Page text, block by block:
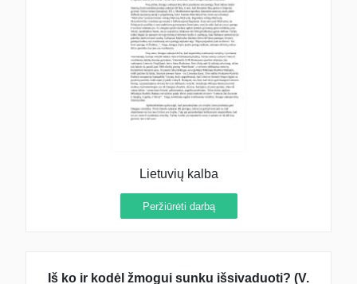
Lietuvių kalba
Peržiūrėti darbą
Iš ko ir kodėl žmogui sunku išsivaduoti? (V.